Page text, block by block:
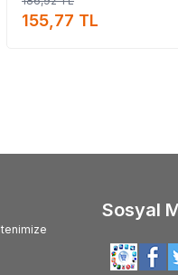
#Thalia_markası_satan
155,77 TL
Sosyal